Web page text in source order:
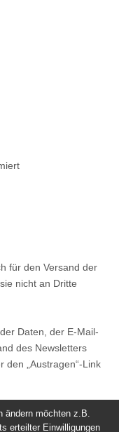
für den Versand der
nicht an Dritte
Daten, der E-Mail-
des Newsletters
den „Austragen“-Link
ändern möchten z.B.
erteilter Einwilligungen